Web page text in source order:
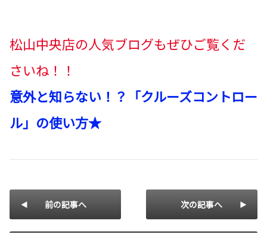
松山中央店の人気ブログもぜひご覧くだ
さいね！！
意外と知らない！？「クルーズコントロー
ル」の使い方★
前の記事へ 次の記事へ